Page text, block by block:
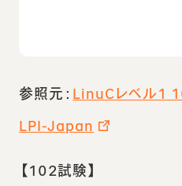
参照元： LinuCレベル1
LPI-Japan
【102試験】